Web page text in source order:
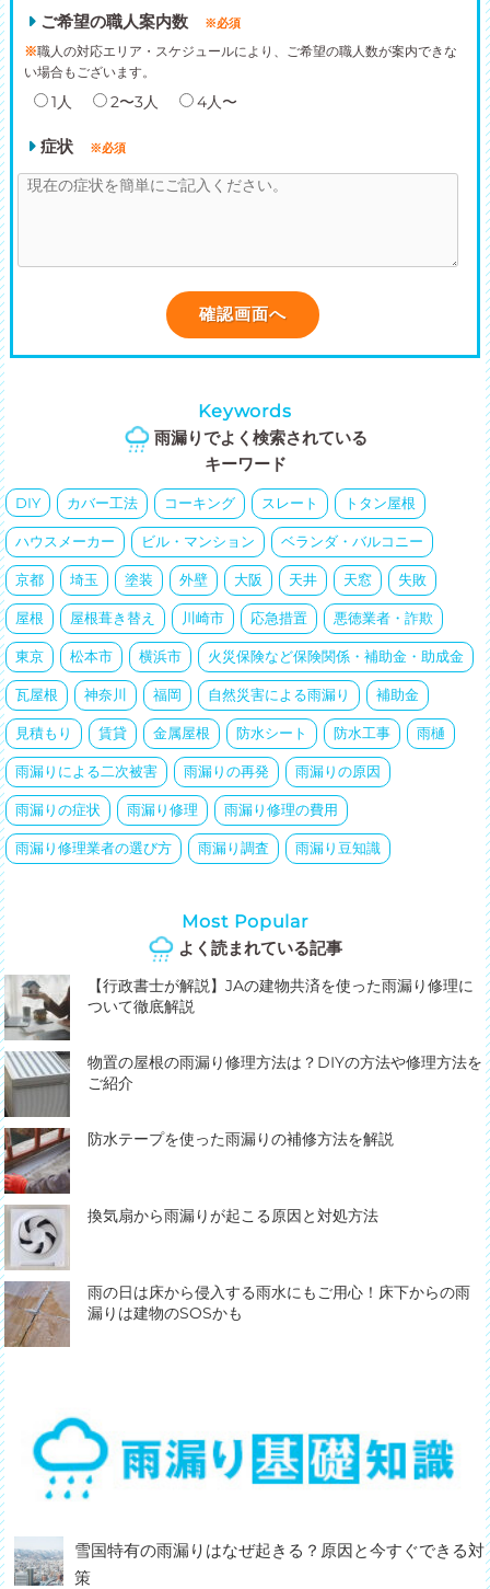
ご希望の職人案内数 ※必須
※職人の対応エリア・スケジュールにより、ご希望の職人数が案内できな
い場合もございます。
1人 2〜3人 4人〜
症状 ※必須
雨漏りでよく検索されている
キーワード
Keywords
DIY カバー工法 コーキング スレート トタン屋根
ハウスメーカー ビル・マンション ベランダ・バルコニー
京都 埼玉 塗装 外壁 大阪 天井 天窓 失敗
屋根 屋根葺き替え 川崎市 応急措置 悪徳業者・詐欺
東京 松本市 横浜市 火災保険など保険関係・補助金・助成金
瓦屋根 神奈川 福岡 自然災害による雨漏り 補助金
見積もり 賃貸 金属屋根 防水シート 防水工事 雨樋
雨漏りによる二次被害 雨漏りの再発 雨漏りの原因
雨漏りの症状 雨漏り修理 雨漏り修理の費用
雨漏り修理業者の選び方 雨漏り調査 雨漏り豆知識
よく読まれている記事
Most Popular
【行政書士が解説】JAの建物共済を使った雨漏り修理に
ついて徹底解説
物置の屋根の雨漏り修理方法は？DIYの方法や修理方法を
ご紹介
防水テープを使った雨漏りの補修方法を解説
換気扇から雨漏りが起こる原因と対処方法
雨の日は床から侵入する雨水にもご用心！床下からの雨
漏りは建物のSOSかも
雪国特有の雨漏りはなぜ起きる？原因と今すぐできる対
策